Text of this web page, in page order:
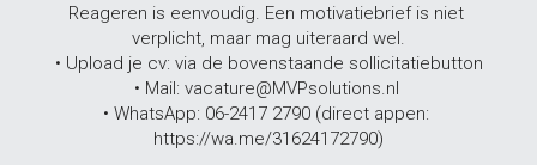
Reageren is eenvoudig. Een motivatiebrief is niet
verplicht, maar mag uiteraard wel.
• Upload je cv: via de bovenstaande sollicitatiebutton
• Mail: vacature@MVPsolutions.nl
• WhatsApp: 06-2417 2790 (direct appen:
https://wa.me/31624172790)